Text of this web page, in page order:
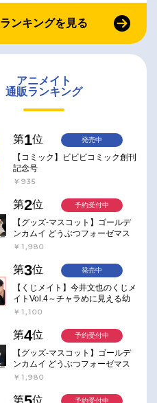
ランキングを見る
アニメイト
通販ランキング
第1位
【コミック】ビビビコミック創刊
記念号
￥935
発売中
第2位
【グッズ-マスコット】ゴールデ
ンカムイ どうぶつフォーゼマス
コット 4.尾形百之助【再販】
￥1,980
予約受付中
第3位
【くじメイト】今井文也のくじメ
イトVol.4～チャラめに見える幼
馴染、実は一途で独占欲が強いん
￥1,100
発売中
第4位
【グッズ-マスコット】ゴールデ
ンカムイ どうぶつフォーゼマス
コット 5.月島軍曹【再販】
￥1,980
予約受付中
第 位 予約受付中